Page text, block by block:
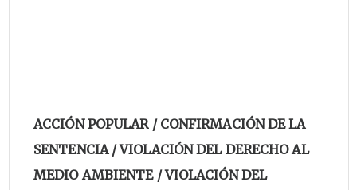
ACCIÓN POPULAR / CONFIRMACIÓN DE LA
SENTENCIA / VIOLACIÓN DEL DERECHO AL
MEDIO AMBIENTE / VIOLACIÓN DEL